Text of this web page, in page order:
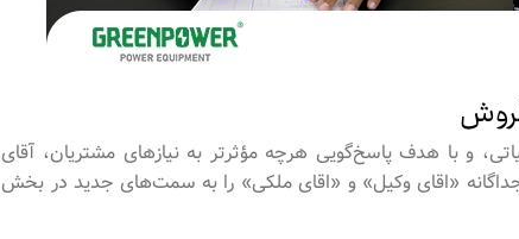
و با هدف پاسخ‌گویی هرچه مؤثرتر به نیازهای مشتریان، آقای
«اقای وکیل» و «اقای ملکی» را به سمت‌های جدید در بخش